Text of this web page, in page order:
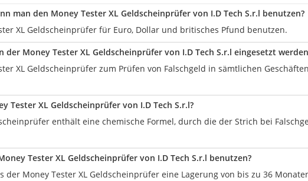
man den Money Tester XL Geldscheinprüfer von I.D Tech S.r.l benutzen?
XL Geldscheinprüfer für Euro, Dollar und britisches Pfund benutzen.
der Money Tester XL Geldscheinprüfer von I.D Tech S.r.l eingesetzt
XL Geldscheinprüfer zum Prüfen von Falschgeld in sämtlichen
Tester XL Geldscheinprüfer von I.D Tech S.r.l?
enthält eine chemische Formel, durch die der Strich bei
Tester XL Geldscheinprüfer von I.D Tech S.r.l benutzen?
der Money Tester XL Geldscheinprüfer eine Lagerung von bis zu 36